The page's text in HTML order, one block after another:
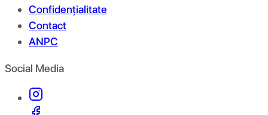
Confidențialitate
Contact
ANPC
Social Media